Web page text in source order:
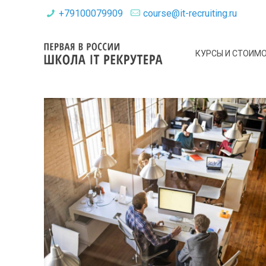
+79100079909 course@it-recruiting.ru
КУРСЫ И